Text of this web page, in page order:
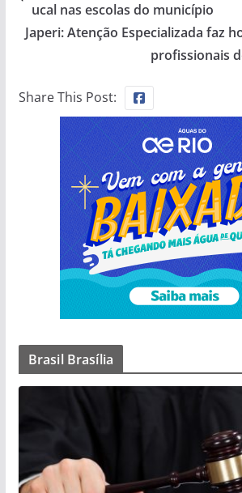
ucal nas escolas do município
Japeri: Atenção Especializada faz
profissionais
Share This Post:
Brasil Brasília